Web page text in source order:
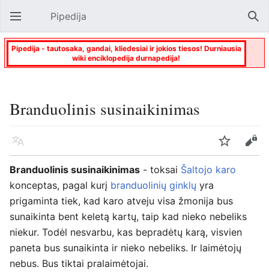
Atverti pagrindinį meniu Pipedija
Pipedija - tautosaka, gandai, kliedesiai ir jokios tiesos! Durniausia
wiki enciklopedija durnapedija!
Branduolinis susinaikinimas
Kalba Stebėti
Keisti
Branduolinis susinaikinimas - toksai Šaltojo karo
konceptas, pagal kurį branduolinių ginklų yra
prigaminta tiek, kad karo atveju visa žmonija bus
sunaikinta bent keletą kartų, taip kad nieko nebeliks
niekur. Todėl nesvarbu, kas bepradėtų karą, visvien
paneta bus sunaikinta ir nieko nebeliks. Ir laimėtojų
nebus. Bus tiktai pralaimėtojai.